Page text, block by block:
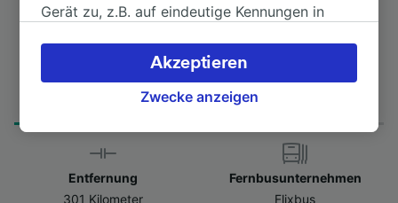
Fahrtdauer
from 8Std 30min
Erster und letzter Bus
09:10 - 09:10
Entfernung
301 Kilometer
Fernbusunternehmen
Flixbus
Gerät zu, z.B. auf eindeutige Kennungen in
verarbeiten. Sie können Ihre Präferenzen
akzeptieren oder verwalten, einschließlich
Ihres Widerspruchsrechts bei berechtigtem
besuchen Sie jederzeit die Seite der
Datenschutzrichtlinie. Diese Präferenzen
werden unseren Partnern signalisiert und
Zwecke anzeigen
Akzeptieren